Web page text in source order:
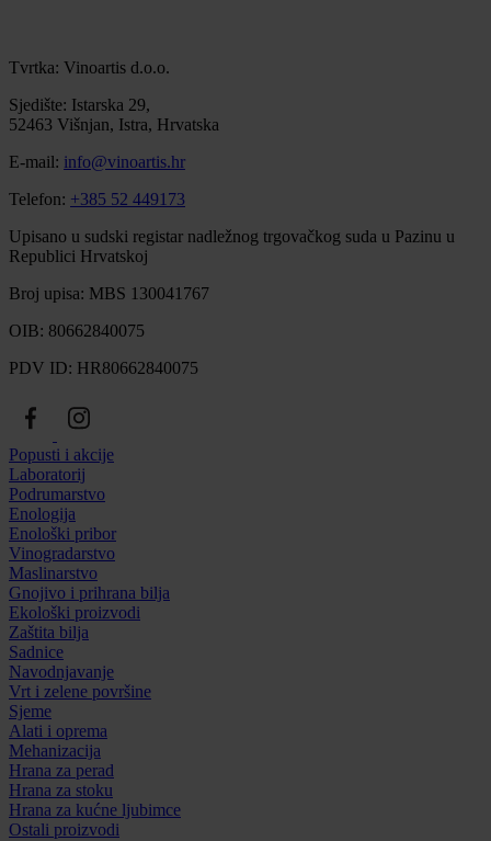
Tvrtka: Vinoartis d.o.o.
Sjedište: Istarska 29,
52463 Višnjan, Istra, Hrvatska
E-mail: info@vinoartis.hr
Telefon: +385 52 449173
Upisano u sudski registar nadležnog trgovačkog suda u Pazinu u
Republici Hrvatskoj
Broj upisa: MBS 130041767
OIB: 80662840075
PDV ID: HR80662840075
Popusti i akcije
Laboratorij
Podrumarstvo
Enologija
Enološki pribor
Vinogradarstvo
Maslinarstvo
Gnojivo i prihrana bilja
Ekološki proizvodi
Zaštita bilja
Sadnice
Navodnjavanje
Vrt i zelene površine
Sjeme
Alati i oprema
Mehanizacija
Hrana za perad
Hrana za stoku
Hrana za kućne ljubimce
Ostali proizvodi